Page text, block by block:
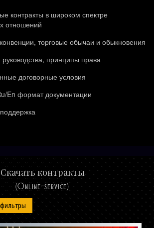
контракты в широком спектре
отношений
торговые обычаи и обыкновения
принципы права
договорные условия
En формат документации
Скачать контракты
(Online-service)